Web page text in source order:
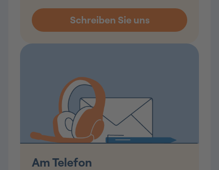
Am Telefon